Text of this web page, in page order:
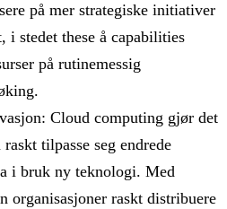
på mer strategiske initiativer
i stedet these å capabilities
på rutinemessig
Cloud computing gjør det
tilpasse seg endrede
i bruk ny teknologi. Med
organisasjoner raskt distribuere